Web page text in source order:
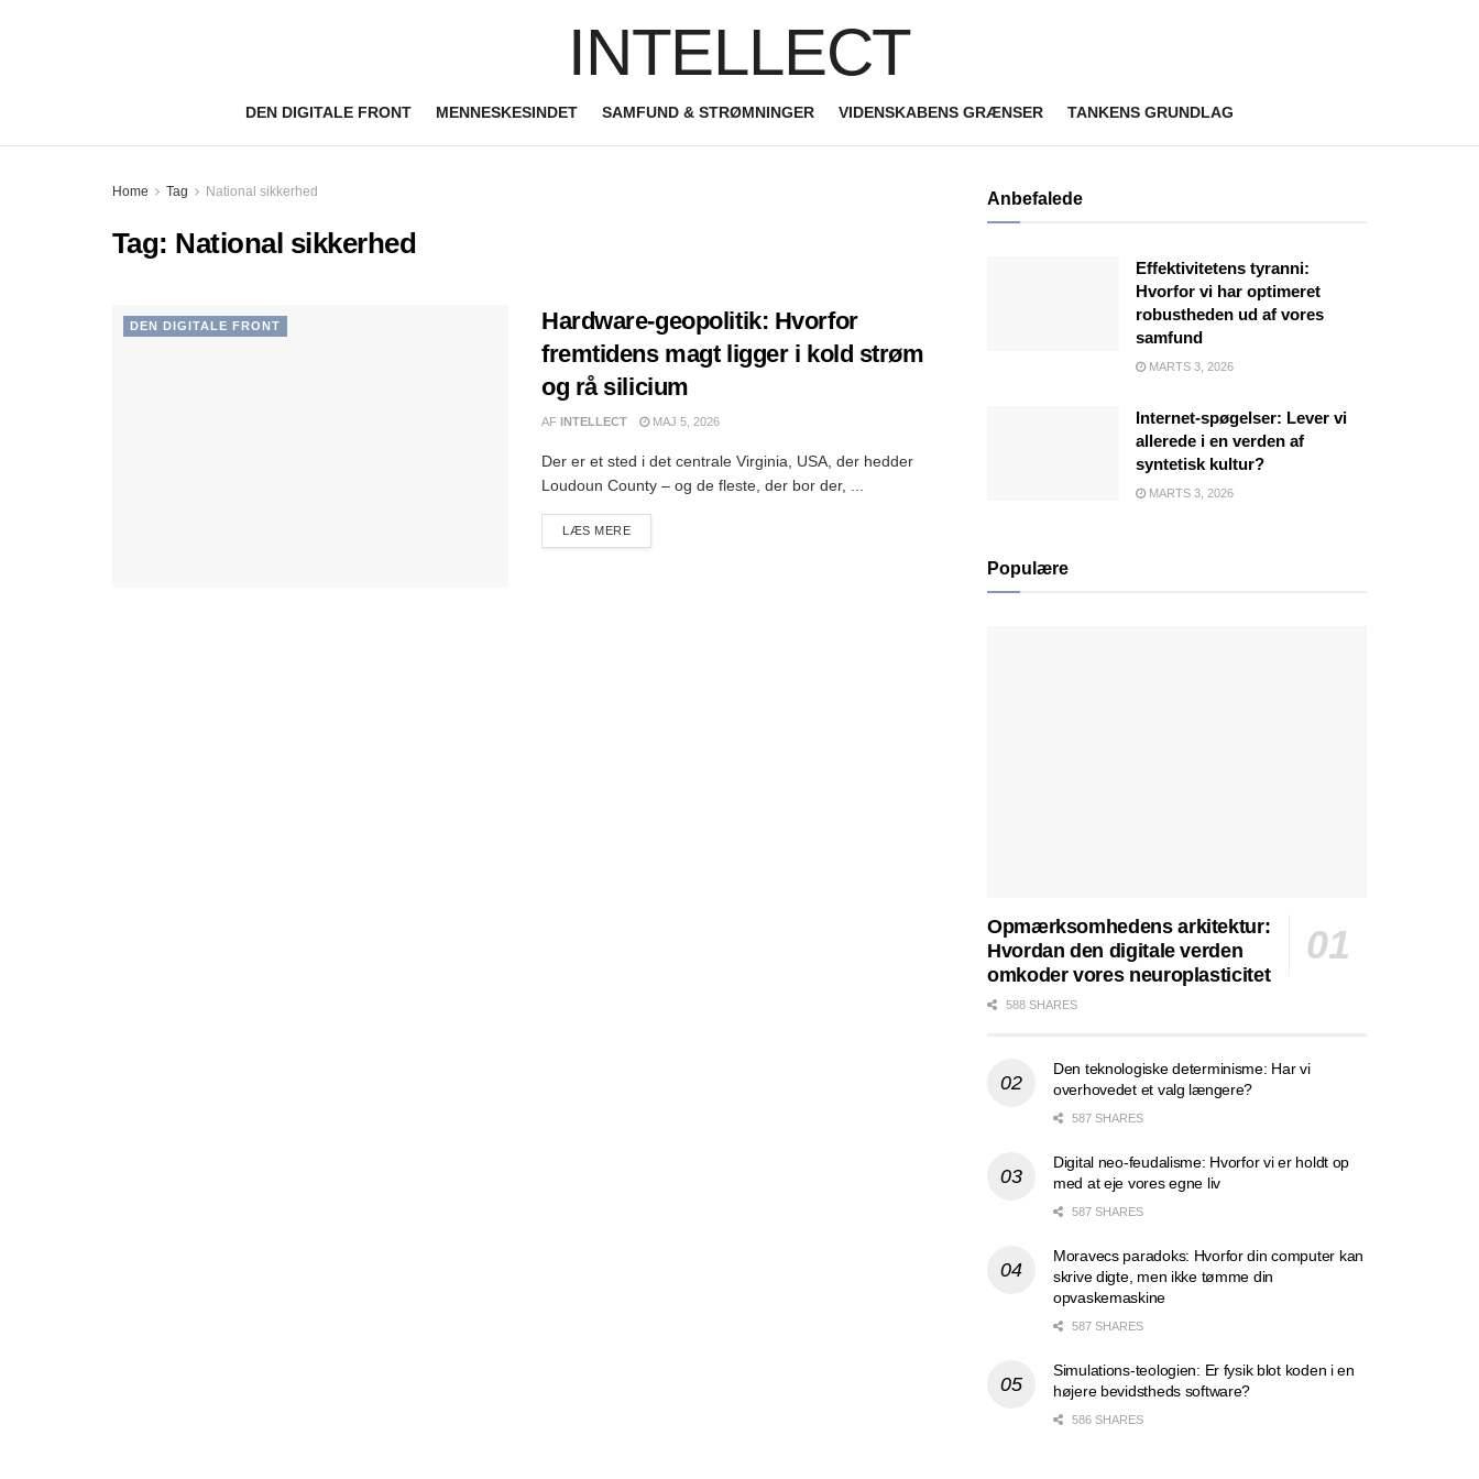
INTELLECT
DEN DIGITALE FRONT MENNESKESINDET SAMFUND & STRØMNINGER VIDENSKABENS GRÆNSER TANKENS GRUNDLAG
Home Tag National sikkerhed
Tag: National sikkerhed
DEN DIGITALE FRONT
Hardware-geopolitik: Hvorfor
fremtidens magt ligger i kold strøm
og rå silicium
AF INTELLECT MAJ 5, 2026
Der er et sted i det centrale Virginia, USA, der hedder
Loudoun County – og de fleste, der bor der, ...
LÆS MEREDETAILS
Anbefalede
Effektivitetens tyranni:
Hvorfor vi har optimeret
robustheden ud af vores
samfund
MARTS 3, 2026
Internet-spøgelser: Lever vi
allerede i en verden af
syntetisk kultur?
MARTS 3, 2026
Populære
Opmærksomhedens arkitektur:
Hvordan den digitale verden
omkoder vores neuroplasticitet
588 SHARES
Den teknologiske determinisme: Har vi
overhovedet et valg længere?
587 SHARES
Digital neo-feudalisme: Hvorfor vi er holdt op
med at eje vores egne liv
587 SHARES
Moravecs paradoks: Hvorfor din computer kan
skrive digte, men ikke tømme din
opvaskemaskine
587 SHARES
Simulations-teologien: Er fysik blot koden i en
højere bevidstheds software?
586 SHARES